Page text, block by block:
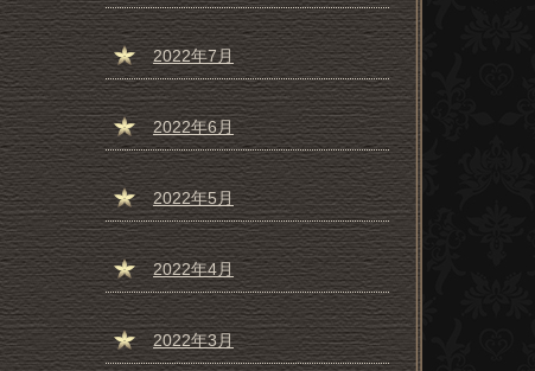
2022年7月
2022年6月
2022年5月
2022年4月
2022年3月